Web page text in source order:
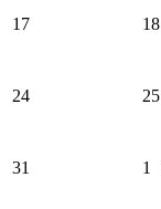
17 18
24 25
31 1